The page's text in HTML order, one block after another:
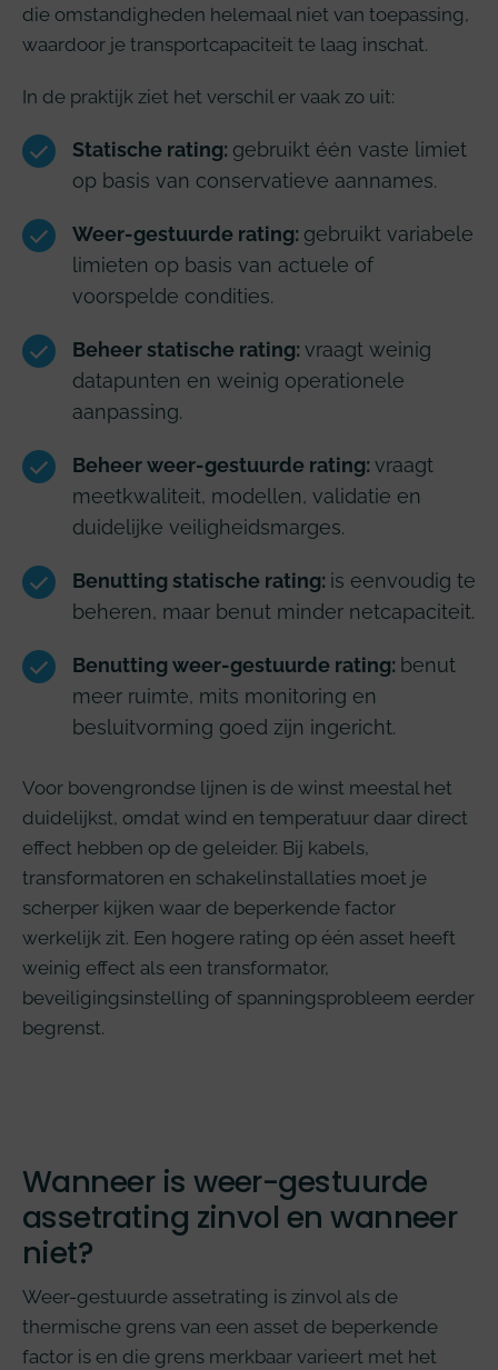
die omstandigheden helemaal niet van toepassing,
waardoor je transportcapaciteit te laag inschat.
In de praktijk ziet het verschil er vaak zo uit:
Statische rating: gebruikt één vaste limiet
op basis van conservatieve aannames.
Weer-gestuurde rating: gebruikt variabele
limieten op basis van actuele of
voorspelde condities.
Beheer statische rating: vraagt weinig
datapunten en weinig operationele
aanpassing.
Beheer weer-gestuurde rating: vraagt
meetkwaliteit, modellen, validatie en
duidelijke veiligheidsmarges.
Benutting statische rating: is eenvoudig te
beheren, maar benut minder netcapaciteit.
Benutting weer-gestuurde rating: benut
meer ruimte, mits monitoring en
besluitvorming goed zijn ingericht.
Voor bovengrondse lijnen is de winst meestal het
duidelijkst, omdat wind en temperatuur daar direct
effect hebben op de geleider. Bij kabels,
transformatoren en schakelinstallaties moet je
scherper kijken waar de beperkende factor
werkelijk zit. Een hogere rating op één asset heeft
weinig effect als een transformator,
beveiligingsinstelling of spanningsprobleem eerder
begrenst.
Wanneer is weer-gestuurde
assetrating zinvol en wanneer
niet?
Weer-gestuurde assetrating is zinvol als de
thermische grens van een asset de beperkende
factor is en die grens merkbaar varieert met het